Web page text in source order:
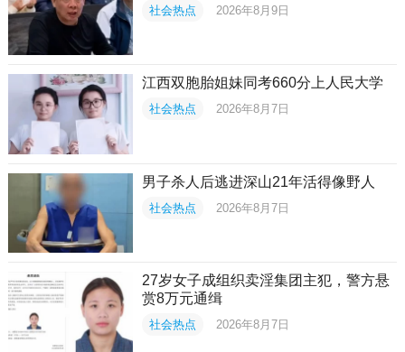
社会热点 2026年8月9日
江西双胞胎姐妹同考660分上人民大学
社会热点 2026年8月7日
男子杀人后逃进深山21年活得像野人
社会热点 2026年8月7日
27岁女子成组织卖淫集团主犯，警方悬
赏8万元通缉
社会热点 2026年8月7日